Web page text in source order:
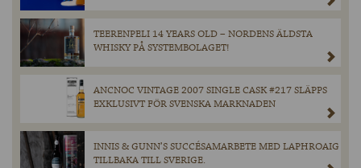
TEERENPELI 14 YEARS OLD – NORDENS ÄLDSTA
WHISKY PÅ SYSTEMBOLAGET!
ANCNOC VINTAGE 2007 SINGLE CASK #217 SLÄPPS
EXKLUSIVT FÖR SVENSKA MARKNADEN
INNIS & GUNN’S SUCCÉSAMARBETE MED LAPHROAIG
TILLBAKA TILL SVERIGE.